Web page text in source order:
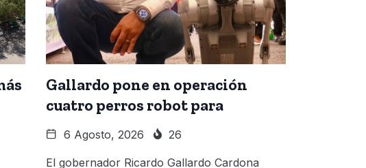
Gallardo pone en operación
cuatro perros robot para
6 Agosto, 2026 26
El gobernador Ricardo Gallardo Cardona